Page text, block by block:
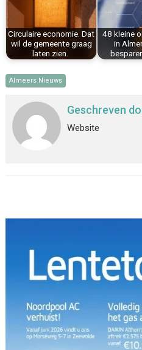
Circulaire economie. Dat
wil de gemeente graag
laten zien.
48 kleine
in
Almeers Nieuws
Geschreven
Website